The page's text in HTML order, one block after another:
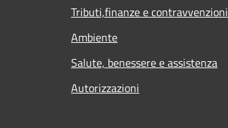
Tributi,finanze e contravvenzioni
Ambiente
Salute, benessere e assistenza
Autorizzazioni